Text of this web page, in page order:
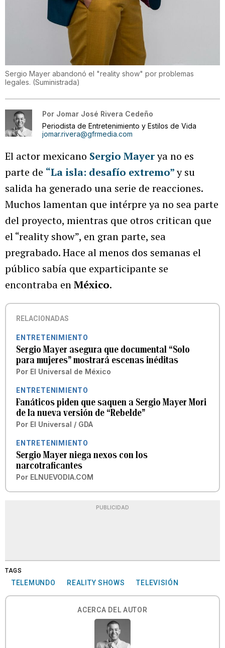
Sergio Mayer abandonó el "reality show" por problemas
legales. (Suministrada)
Por Jomar José Rivera Cedeño
Periodista de Entretenimiento y Estilos de Vida
jomar.rivera@gfrmedia.com
El actor mexicano Sergio Mayerya no es
parte de “La isla: desafío extremo”y su
salida ha generado una serie de reacciones.
Muchos lamentan que intérpre ya no sea parte
del proyecto, mientras que otros critican que
el “reality show”, en gran parte, sea
pregrabado. Hace al menos dos semanas el
público sabía que exparticipante se
encontraba enMéxico.
RELACIONADAS
ENTRETENIMIENTO
Sergio Mayer asegura que documental “Solo
para mujeres” mostrará escenas inéditas
Por El Universal de México
ENTRETENIMIENTO
Fanáticos piden que saquen a Sergio Mayer Mori
de la nueva versión de “Rebelde”
Por El Universal / GDA
ENTRETENIMIENTO
Sergio Mayer niega nexos con los
narcotraficantes
Por ELNUEVODIA.COM
PUBLICIDAD
TAGS
TELEMUNDO REALITY SHOWS TELEVISIÓN
ACERCA DEL AUTOR